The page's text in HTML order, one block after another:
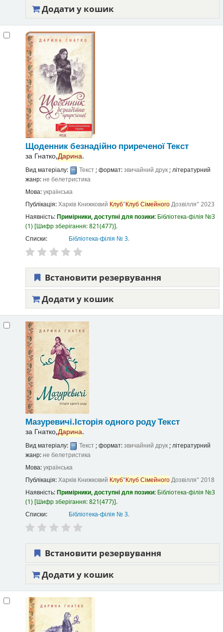
Додати у кошик
Щоденник безнадійно приреченоїТекст
за Гнатко,Дарина.
Вид матеріалу: Текст; формат:звичайний друк; літературний
жанр:не белетристика
Мова:українська
Публікація:Харків Книжковий Клуб"КлубСімейногоДозвілля" 2023
Наявність:Примірники, доступні для позики: Бібліотека-філія №3
(1) Шифр зберігання:821(477) .
Списки:
Бібліотека-філія № 3.
Встановити резервування
Додати у кошик
Мазуревичі.Історія одного родуТекст
за Гнатко,Дарина.
Вид матеріалу: Текст; формат:звичайний друк; літературний
жанр: не белетристика
Мова:українська
Публікація:Харків Книжковий Клуб"КлубСімейногоДозвілля" 2018
Наявність:Примірники, доступні для позики: Бібліотека-філія №3
(1) Шифр зберігання:821(477) .
Списки:
Бібліотека-філія № 3.
Встановити резервування
Додати у кошик